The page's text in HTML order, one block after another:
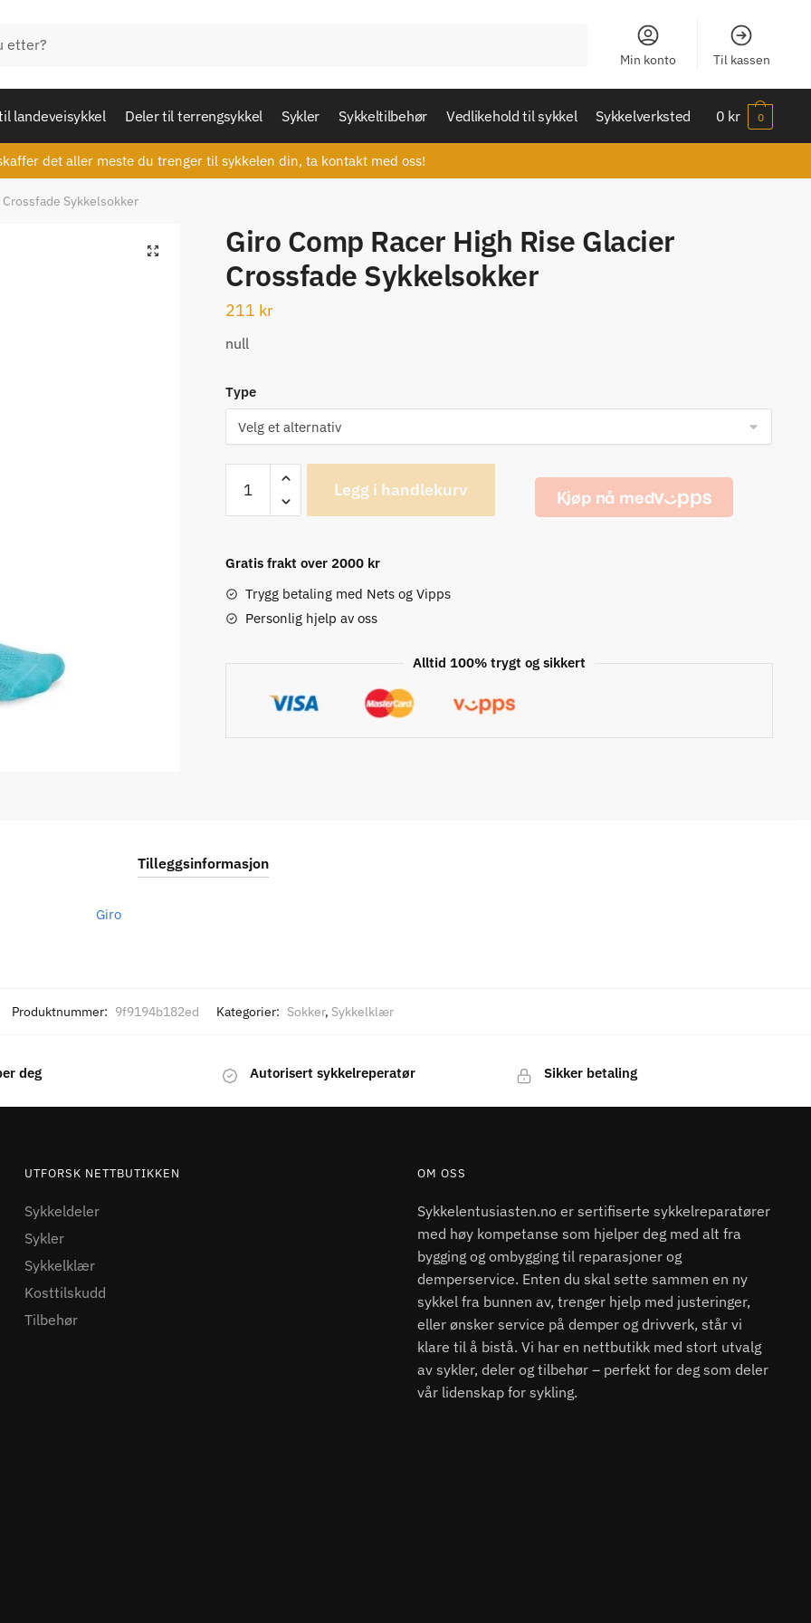
Min konto Til kassen
landeveisykkel Deler til terrengsykkel Sykler Sykkeltilbehør Vedlikehold til sykkel Sykkelverksted 0 kr 0
det aller meste du trenger til sykkelen din, ta kontakt med oss!
Sykkelsokker
🔍
Giro Comp Racer High Rise Glacier
Crossfade Sykkelsokker
211 kr
null
Type
Comp
Racer
Rise
Glacier
Crossfade
Sykkelsokker
Legg i handlekurv
Gratis frakt over 2000 kr
Trygg betaling med Nets og Vipps
Personlig hjelp av oss
Alltid 100% trygt og sikkert
Tilleggsinformasjon
Giro
Produktnummer: 9f9194b182ed Kategorier: Sokker, Sykkelklær
deg Autorisert sykkelreperatør Sikker betaling
UTFORSK NETTBUTIKKEN
Sykkeldeler
Sykler
Sykkelklær
Kosttilskudd
Tilbehør
OM OSS
Sykkelentusiasten.no er sertifiserte sykkelreparatører
med høy kompetanse som hjelper deg med alt fra
bygging og ombygging til reparasjoner og
demperservice. Enten du skal sette sammen en ny
sykkel fra bunnen av, trenger hjelp med justeringer,
eller ønsker service på demper og drivverk, står vi
klare til å bistå. Vi har en nettbutikk med stort utvalg
av sykler, deler og tilbehør – perfekt for deg som deler
vår lidenskap for sykling.